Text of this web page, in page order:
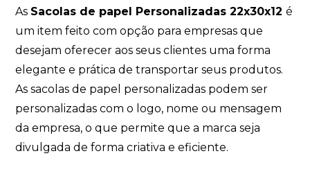
As Sacolas de papel Personalizadas 22x30x12é
um item feito com opção para empresas que
desejam oferecer aos seus clientes uma forma
elegante e prática de transportar seus produtos.
As sacolas de papel personalizadas podem ser
personalizadas com o logo, nome ou mensagem
da empresa, o que permite que a marca seja
divulgada de forma criativa e eficiente.